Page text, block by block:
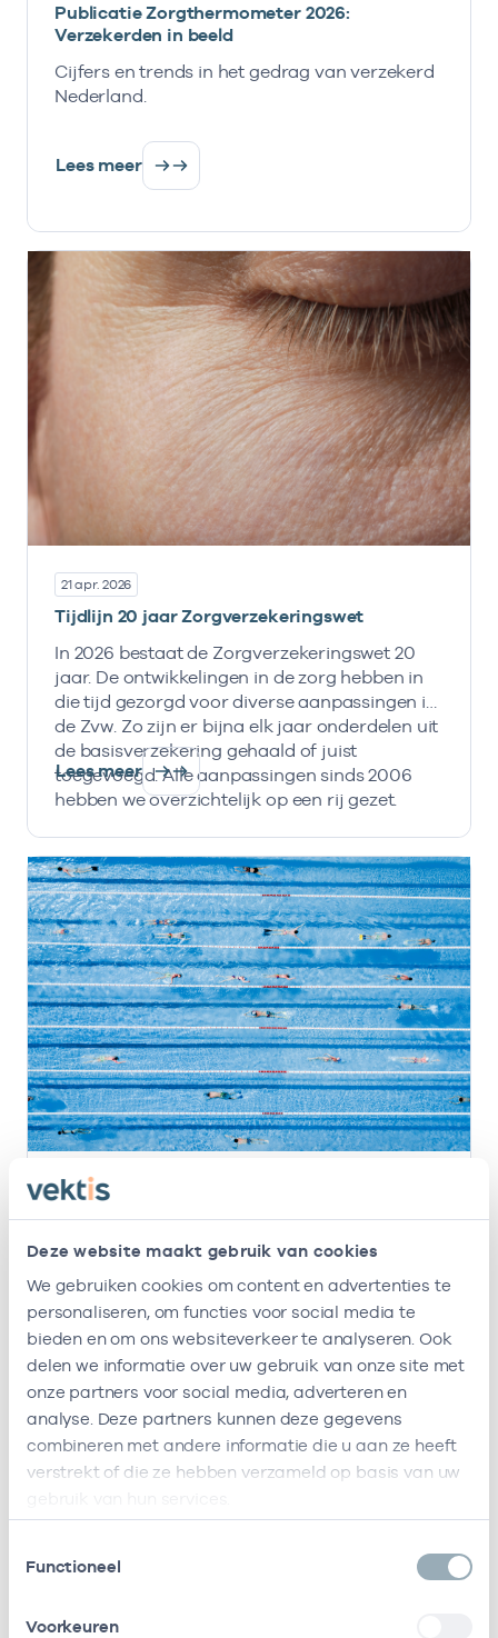
Deze website maakt gebruik van cookies
We gebruiken cookies om content en advertenties te
personaliseren, om functies voor social media te
bieden en om ons websiteverkeer te analyseren. Ook
delen we informatie over uw gebruik van onze site met
onze partners voor social media, adverteren en
analyse. Deze partners kunnen deze gegevens
combineren met andere informatie die u aan ze heeft
verstrekt of die ze hebben verzameld op basis van uw
Functioneel
Voorkeuren
Publicatie Zorgthermometer 2026:
Verzekerden in beeld
Cijfers en trends in het gedrag van verzekerd
Nederland.
Lees meer
21 apr. 2026
Tijdlijn 20 jaar Zorgverzekeringswet
In 2026 bestaat de Zorgverzekeringswet 20
jaar. De ontwikkelingen in de zorg hebben in
die tijd gezorgd voor diverse aanpassingen in
de Zvw. Zo zijn er bijna elk jaar onderdelen uit
de basisverzekering gehaald of juist
toegevoegd. Alle aanpassingen sinds 2006
hebben we overzichtelijk op een rij gezet.
Lees meer
20 apr. 2026
Nieuwe versie Praktijkspiegel huisartsen live
Vektis heeft een nieuwe versie van de
Praktijkspiegel voor huisartsen live gezet. De
nieuwe Praktijkspiegel is gebruiksvriendelijker,
geeft sneller inzicht in zorgkosten en trends
over de jaren heen.
Lees meer